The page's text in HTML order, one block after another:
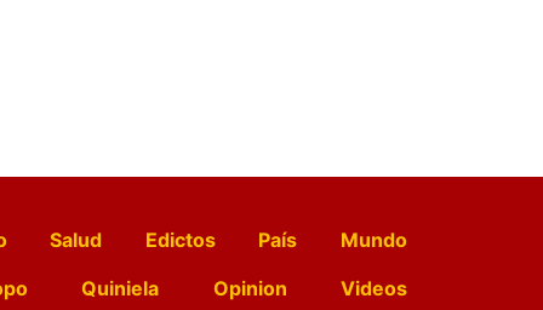
Salud Edictos País
Mundo
Quiniela Opinion
Videos